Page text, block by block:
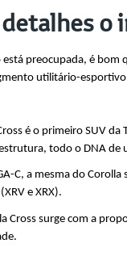
o
está preocupada, é
utilitário-
é o primeiro SUV
todo o DNA de
C, a mesma do
e XRX).
Cross surge com a